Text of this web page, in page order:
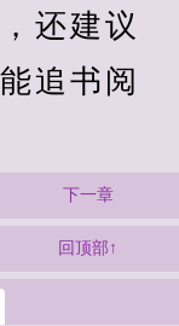
还建议
追书阅
下一章
回顶部↑